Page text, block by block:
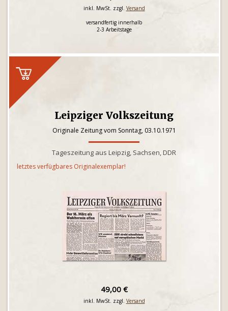
inkl. MwSt. zzgl. Versand
versandfertig innerhalb
2-3 Arbeitstage
Leipziger Volkszeitung
Originale Zeitung vom Sonntag, 03.10.1971
Tageszeitung aus Leipzig, Sachsen, DDR
letztes verfügbares Originalexemplar!
49,00 €
inkl. MwSt. zzgl. Versand